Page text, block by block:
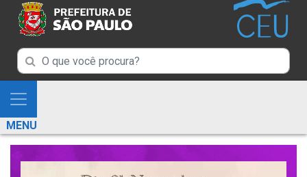
novo
sítio)
um
novo
Campo
de
Busca
de
informações
Campo
de
de
informações
Mostra
e
Esconde
Menu
MENU